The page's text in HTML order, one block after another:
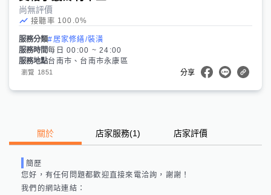
尚無評價
接聽率 100.0%
服務分類#居家修繕/裝潢
服務時間每日 00:00 ~ 24:00
服務地點台南市、台南市永康區
瀏覽 1851 分享
關於 店家服務(1) 店家評價
簡歷
您好，有任何問題都歡迎直接來電洽詢，謝謝！
我們的網站連結：